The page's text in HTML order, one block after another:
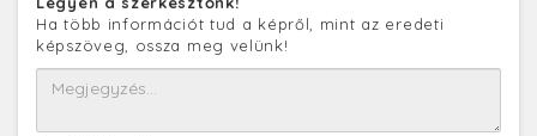
Ha több információt tud a képről, mint az eredeti
képszöveg, ossza meg velünk!